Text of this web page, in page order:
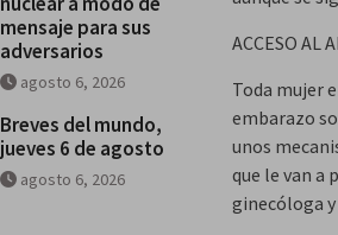
ACCESO AL
Toda mujer
embarazo
unos
que le van a
ginecóloga
mensaje para sus
adversarios
agosto 6, 2026
Breves del mundo,
jueves 6 de agosto
agosto 6, 2026